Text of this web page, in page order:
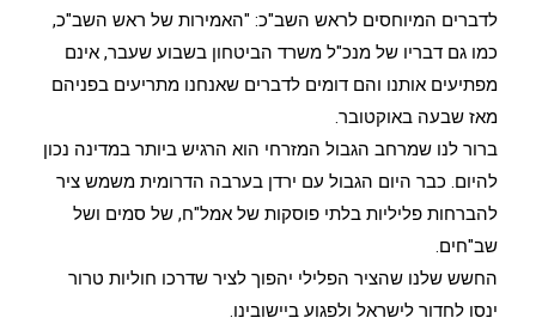
לדברים המיוחסים לראש השב"כ: "האמירות של ראש השב"כ,
כמו גם דבריו של מנכ"ל משרד הביטחון בשבוע שעבר, אינם
מפתיעים אותנו והם דומים לדברים שאנחנו מתריעים בפניהם
מאז שבעה באוקטובר.
ברור לנו שמרחב הגבול המזרחי הוא הרגיש ביותר במדינה נכון
להיום. כבר היום הגבול עם ירדן בערבה הדרומית משמש ציר
להברחות פליליות בלתי פוסקות של אמל"ח, של סמים ושל
שב"חים.
החשש שלנו שהציר הפלילי יהפוך לציר שדרכו חוליות טרור
ינסו לחדור לישראל ולפגוע ביישובינו.